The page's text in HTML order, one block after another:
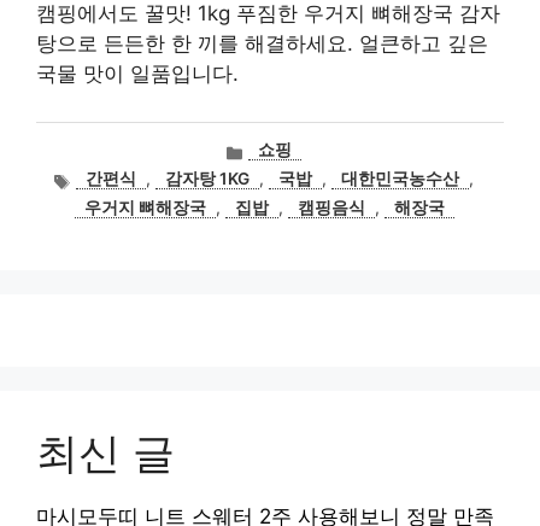
캠핑에서도 꿀맛! 1kg 푸짐한 우거지 뼈해장국 감자
탕으로 든든한 한 끼를 해결하세요. 얼큰하고 깊은
국물 맛이 일품입니다.
카
테
고
리
쇼핑
태
그
간편식 , 감자탕 1KG , 국밥 , 대한민국농수산 ,
우거지 뼈해장국 , 집밥 , 캠핑음식 , 해장국
최신 글
마시모두띠 니트 스웨터 2주 사용해보니 정말 만족